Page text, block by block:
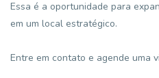
Essa é a oportunidade para
em um local estratégico.
Entre em contato e agende uma